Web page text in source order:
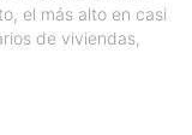
el más alto en casi
de viviendas,